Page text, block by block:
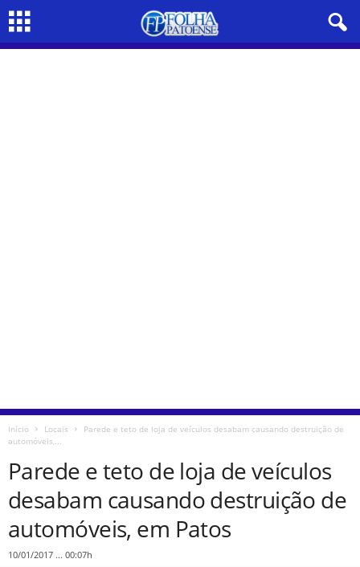
Início Locais
Parede e teto de loja de veículos desabam causando destruição de
automóveis,...
Parede e teto de loja de veículos
desabam causando destruição de
automóveis, em Patos
10/01/2017 ... 00:07h